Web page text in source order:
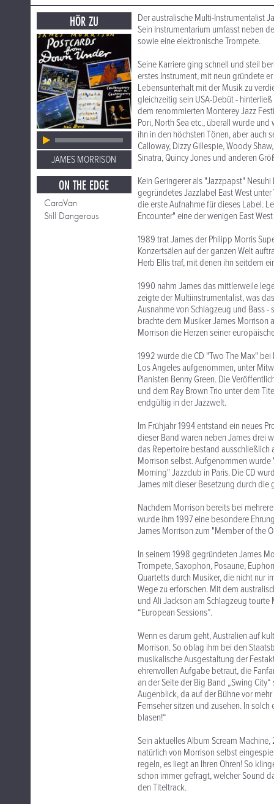
HÖR ZU
JAMES MORRISON
ON THE EDGE
CaraVan
Still Dangerous
Der australische Multi-Instrumentalist
Sein Instrumentarium umfasst neben
sowie eine elektronische Trompete.
Seine Karriere ging schnell und steil
erstes Instrument, mit neun gründete
Lebensunterhalt mit der Musik zu
gleichzeitig sein USA-Debüt -
dem renommierten Monterey Jazz
Pori, North Sea etc., überall wurde
ihn in den höchsten Tönen, aber auch
Calloway, Dizzy Gillespie, Woody
Sinatra, Quincy Jones und anderen
Kein Geringerer als "Jazzpapst"
gegründetes Jazzlabel East West
die erste Aufnahme für dieses Label.
Encounter" eine der wenigen East
1989 trat James der Philipp Morris
Konzertsälen auf der ganzen Welt
Herb Ellis traf, mit denen ihn seitdem
1990 nahm James das mittlerweile
zeigte der Multiinstrumentalist, was
Ausnahme von Schlagzeug und Bass
brachte dem Musiker James Morrison
Morrison die Herzen seiner
1992 wurde die CD "Two The Max"
Los Angeles aufgenommen, unter
Pianisten Benny Green. Die
und dem Ray Brown Trio unter dem
endgültig in der Jazzwelt.
Im Frühjahr 1994 entstand ein neues
dieser Band waren neben James drei
das Repertoire bestand
Morrison selbst. Aufgenommen
Morning" Jazzclub in Paris. Die CD
James mit dieser Besetzung durch die
Nachdem Morrison bereits bei
wurde ihm 1997 eine besondere
James Morrison zum "Member of the
In seinem 1998 gegründeten James
Trompete, Saxophon, Posaune,
Quartetts durch Musiker, die nicht nur
Wege zu erforschen. Mit dem
und Ali Jackson am Schlagzeug
“European Sessions”.
Wenn es darum geht, Australien auf
Morrison. So oblag ihm bei den
musikalische Ausgestaltung der
ehrenvollen Aufgabe betraut, die
an der Seite der Big Band „Swing
Augenblick, da auf der Bühne vor
Fernseher sitzen und zusehen. In
blasen!“
Sein aktuelles Album Scream
natürlich von Morrison selbst
regeln, es liegt an Ihren Ohren! So
schon immer gefragt, welcher Sound
den Titeltrack.